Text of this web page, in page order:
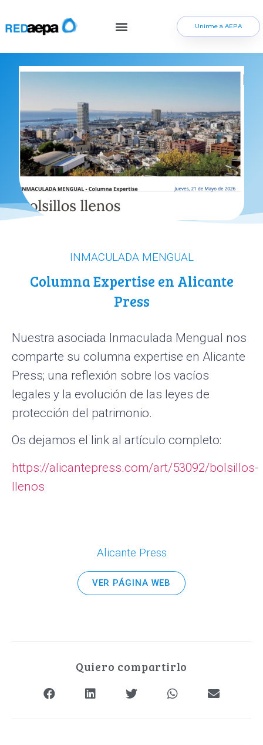
Unirme a AEPA
INMACULADA MENGUAL
Columna Expertise en Alicante
Press
Nuestra asociada Inmaculada Mengual nos
comparte su columna expertise en Alicante
Press; una reflexión sobre los vacíos
legales y la evolución de las leyes de
protección del patrimonio.
Os dejamos el link al artículo completo:
https://alicantepress.com/art/53092/bolsillos-
llenos
Alicante Press
VER PÁGINA WEB
Quiero compartirlo